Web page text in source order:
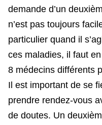
demande d’un
n’est pas toujours
particulier quand il
ces maladies, il faut
8 médecins différents
Il est important de se
prendre rendez-vous
de doutes. Un